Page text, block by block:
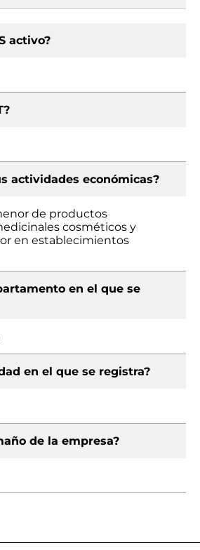
activo?
actividades económicas?
de productos
cosméticos y
en establecimientos
en el que se
en el que se registra?
de la empresa?